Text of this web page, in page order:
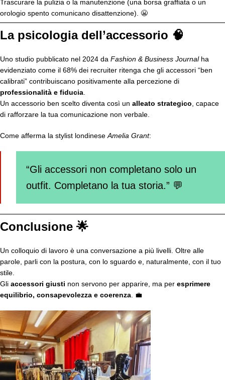
Trascurare la pulizia o la manutenzione (una borsa graffiata o un
orologio spento comunicano disattenzione). 😬
La psicologia dell’accessorio 🧠
Uno studio pubblicato nel 2024 da Fashion & Business Journalha
evidenziato come il 68% dei recruiter ritenga che gli accessori “ben
calibrati” contribuiscano positivamente alla percezione di
professionalità e fiducia
Un accessorio ben scelto diventa così un alleato strategico , capace
di rafforzare la tua comunicazione non verbale.
Come afferma la stylist londinese Amelia Grant:
“Gli accessori non completano solo un
outfit. Completano la tua storia.” 💬
Conclusione 🌟
Un colloquio di lavoro è una conversazione a più livelli. Oltre alle
parole, parli con la postura, con lo sguardo e, naturalmente, con il tuo
stile.
Gli accessori giusti non servono per apparire, ma per esprimere
equilibrio, consapevolezza e coerenza . 💼